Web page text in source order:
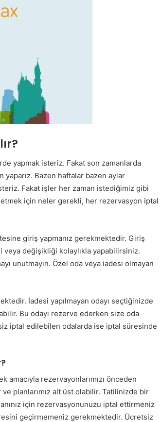
yapmak isteriz. Fakat son zamanlarda
yaparız. Bazen haftalar bazen aylar
Fakat işler her zaman istediğimiz gibi
için neler gerekli, her rezervasyon iptal
giriş yapmanız gerekmektedir. Giriş
veya değişikliği kolaylıkla yapabilirsiniz.
unutmayın. Özel oda veya iadesi olmayan
İadesi yapılmayan odayı seçtiğinizde
Bu odayı rezerve ederken size oda
iptal edilebilen odalarda ise iptal süresinde
rezervayonlarımızı önceden
ve planlarımız alt üst olabilir. Tatilinizde bir
için rezervasyonunuzu iptal ettirmeniz
geçirmemeniz gerekmektedir. Ücretsiz